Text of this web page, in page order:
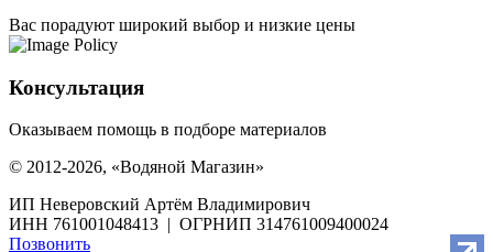
Вас порадуют широкий выбор и низкие цены
Консультация
Оказываем помощь в подборе материалов
© 2012-2026, «Водяной Магазин»
ИП Неверовский Артём Владимирович
ИНН 761001048413 | ОГРНИП 314761009400024
Позвонить